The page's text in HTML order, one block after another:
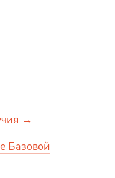
→
Базовой